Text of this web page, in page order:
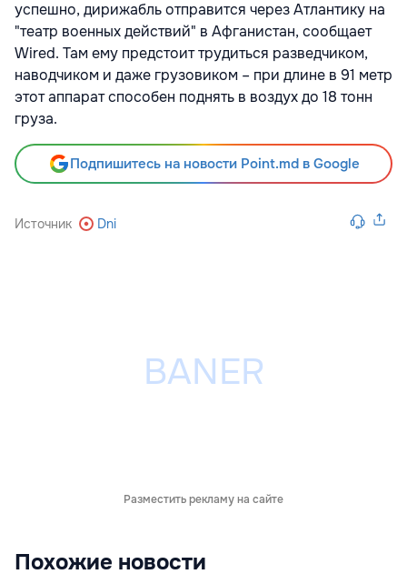
успешно, дирижабль отправится через Атлантику на
"театр военных действий" в Афганистан, сообщает
Wired. Там ему предстоит трудиться разведчиком,
наводчиком и даже грузовиком – при длине в 91 метр
этот аппарат способен поднять в воздух до 18 тонн
груза.
Подпишитесь на новости Point.md в Google
Источник Dni
Разместить рекламу на сайте
Похожие новости